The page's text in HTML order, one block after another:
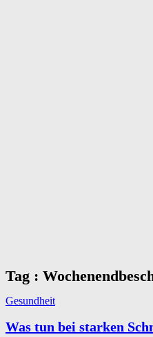
Tag :
Gesundheit
Was tun bei starken